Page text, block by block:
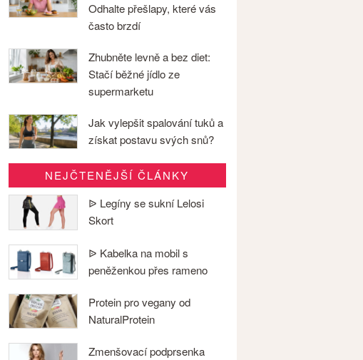
Odhalte přešlapy, které vás
často brzdí
Zhubněte levně a bez diet:
Stačí běžné jídlo ze
supermarketu
Jak vylepšit spalování tuků a
získat postavu svých snů?
NEJČTENĚJŠÍ ČLÁNKY
ᐉ Legíny se sukní Lelosi
Skort
ᐉ Kabelka na mobil s
peněženkou přes rameno
Protein pro vegany od
NaturalProtein
Zmenšovací podprsenka